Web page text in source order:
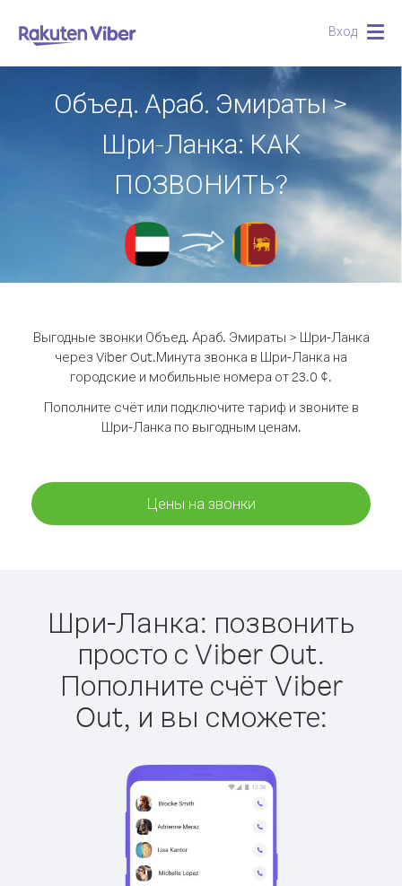
Вход
Объед. Араб. Эмираты >
Шри-Ланка: КАК
ПОЗВОНИТЬ?
Выгодные звонки Объед. Араб. Эмираты > Шри-Ланка
через Viber Out.Минута звонка в Шри-Ланка на
городские и мобильные номера от 23.0 ¢.
Пополните счёт или подключите тариф и звоните в
Шри-Ланка по выгодным ценам.
Цены на звонки
Шри-Ланка: позвонить
просто с Viber Out.
Пополните счёт Viber
Out, и вы сможете: